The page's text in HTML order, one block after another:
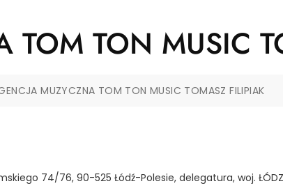
TOM TON MUSIC
MUZYCZNA TOM TON MUSIC TOMASZ FILIPIAK
74/76, 90-525 Łódź-Polesie, delegatura, woj.